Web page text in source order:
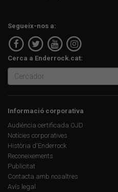
Segueix-nos a:
Cerca a Enderrock.cat:
Informació corporativa
Audiència certificada OJD
Notícies corporatives
Història d'Enderrock
Reconeixements
Publicitat
Contacta amb nosaltres
Avís legal